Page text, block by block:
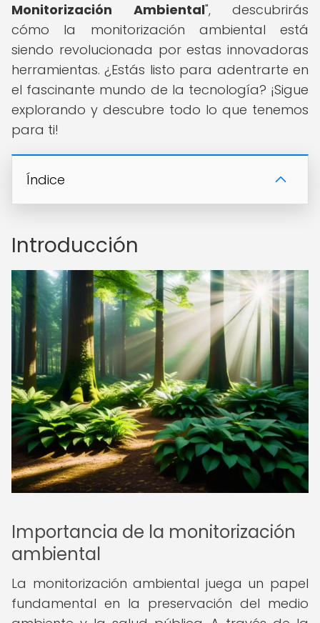
Monitorización Ambiental", descubrirás
cómo la monitorización ambiental está
siendo revolucionada por estas innovadoras
herramientas. ¿Estás listo para adentrarte en
el fascinante mundo de la tecnología? ¡Sigue
explorando y descubre todo lo que tenemos
para ti!
Índice
Introducción
Importancia de la monitorización
ambiental
La monitorización ambiental juega un papel
fundamental en la preservación del medio